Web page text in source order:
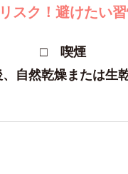
スク！避けたい
□ 喫煙
自然乾燥または生